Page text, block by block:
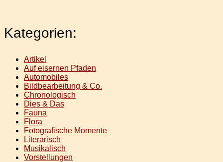
Kategorien:
Artikel
Auf eisernen Pfaden
Automobiles
Bildbearbeitung & Co.
Chronologisch
Dies & Das
Fauna
Flora
Fotografische Momente
Literarisch
Musikalisch
Vorstellungen